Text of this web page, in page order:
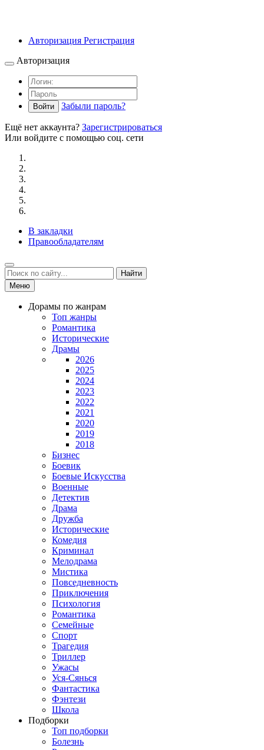
Авторизация Регистрация
Авторизация
Войти Забыли пароль?
Ещё нет аккаунта? Зарегистрироваться
Или войдите с помощью соц. сети
В закладки
Правообладателям
Найти
Меню
Дорамы по жанрам
Топ жанры
Романтика
Исторические
Драмы
2026
2025
2024
2023
2022
2021
2020
2019
2018
Бизнес
Боевик
Боевые Искусства
Военные
Детектив
Драма
Дружба
Исторические
Комедия
Криминал
Мелодрама
Мистика
Повседневность
Приключения
Психология
Романтика
Семейные
Спорт
Трагедия
Триллер
Ужасы
Уся-Сянься
Фантастика
Фэнтези
Школа
Подборки
Топ подборки
Болезнь